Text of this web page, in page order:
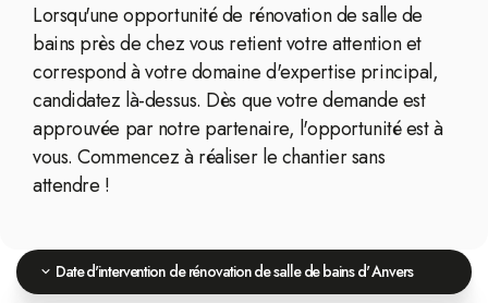
Lorsqu'une opportunité de rénovation de salle de
bains près de chez vous retient votre attention et
correspond à votre domaine d'expertise principal,
candidatez là-dessus. Dès que votre demande est
approuvée par notre partenaire, l'opportunité est à
vous. Commencez à réaliser le chantier sans
attendre !
Date d'intervention de rénovation de salle de bains d' Anvers